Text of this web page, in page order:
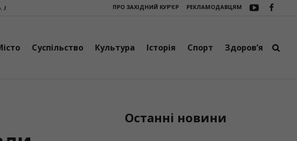
ПРО ЗАХІДНИЙ КУР’ЄР РЕКЛАМОДАВЦЯМ
об’єдналися мистецтво, творчість і добрі справи Підтримка фронту: у Франківську
Суспільство Культура Історія Спорт Здоров’я
Останні новини